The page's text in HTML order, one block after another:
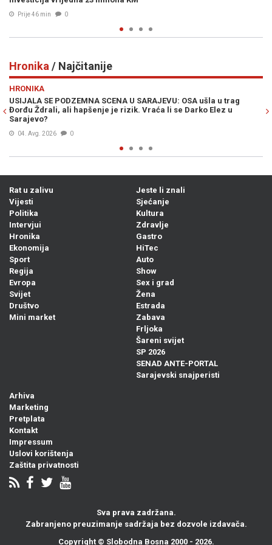
Prije 1h 0
Hronika / Najčitanije
HRONIKA
"AKO ŽELITE ZAVRŠITI U BOLNICI, DOĐITE OVAMO": Političar se
potukao na plaži, kamere sve snimile (VIDEO)
Rat u zalivu
Vijesti
Politika
Intervjui
Hronika
Ekonomija
Sport
Regija
Evropa
Svijet
Društvo
Mini market
Jeste li znali
Sjećanje
Kultura
Zdravlje
Gastro
HiTec
Auto
Show
Sex i grad
Žena
Estrada
Zabava
Frljoka
Šareni svijet
SP 2026
SENAD ANTE-PORTAL
Sarajevski snajperisti
Arhiva
Marketing
Pretplata
Kontakt
Impressum
Uslovi korištenja
Zaštita privatnosti
Sva prava zadržana.
Zabranjeno preuzimanje sadržaja bez dozvole izdavača.
Copyright © Slobodna Bosna 2000 - 2026.